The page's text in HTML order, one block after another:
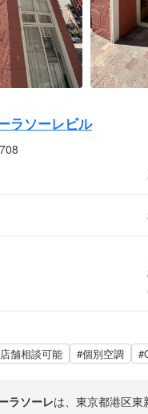
ラソーレビル
舗相談可能 #個別空調
ラソーレは、東京都港区